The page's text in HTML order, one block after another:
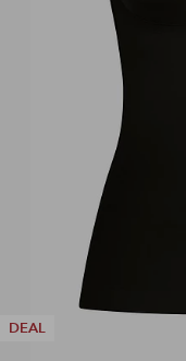
DEAL